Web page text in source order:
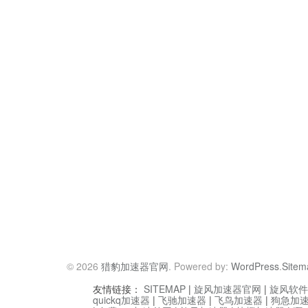
© 2026 猎豹加速器官网. Powered by: WordPress.
友情链接： SITEMAP | 旋风加速器官网 | 旋风软
quickq加速器 | 飞驰加速器 | 飞鸟加速器 | 狗急加